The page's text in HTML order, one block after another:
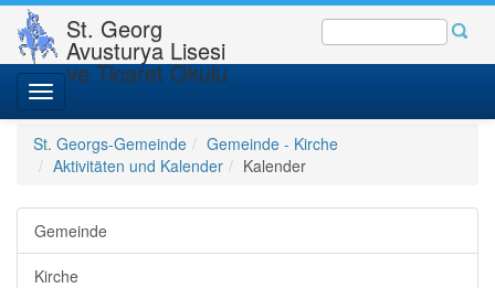
St. Georg
Avusturya Lisesi
ve Ticaret Okulu
Toggle
navigation
St. Georgs-Gemeinde
Gemeinde - Kirche
Aktivitäten und Kalender
Kalender
Gemeinde
Kirche